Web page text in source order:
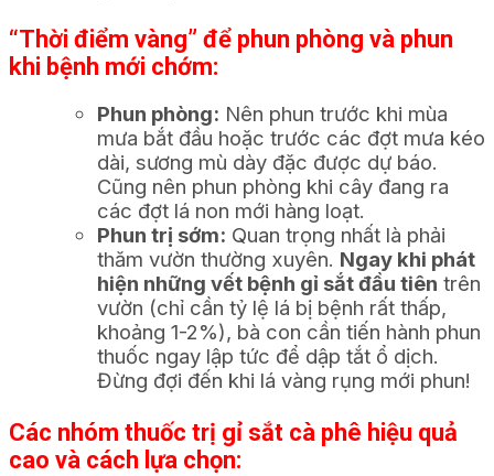
“Thời điểm vàng” để phun phòng và phun
khi bệnh mới chớm:
Phun phòng: Nên phun trước khi mùa
mưa bắt đầu hoặc trước các đợt mưa kéo
dài, sương mù dày đặc được dự báo.
Cũng nên phun phòng khi cây đang ra
các đợt lá non mới hàng loạt.
Phun trị sớm: Quan trọng nhất là phải
thăm vườn thường xuyên. Ngay khi phát
hiện những vết bệnh gỉ sắt đầu tiên trên
vườn (chỉ cần tỷ lệ lá bị bệnh rất thấp,
khoảng 1-2%), bà con cần tiến hành phun
thuốc ngay lập tức để dập tắt ổ dịch.
Đừng đợi đến khi lá vàng rụng mới phun!
Các nhóm thuốc trị gỉ sắt cà phê hiệu quả
cao và cách lựa chọn: